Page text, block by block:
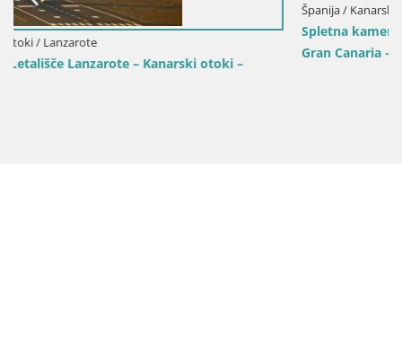
Španija / Kanarski otoki / Mogán
Spletna kamera plaža Patalavaca – Arguineguin –
Gran Canaria – Kanarski otoki – Španija